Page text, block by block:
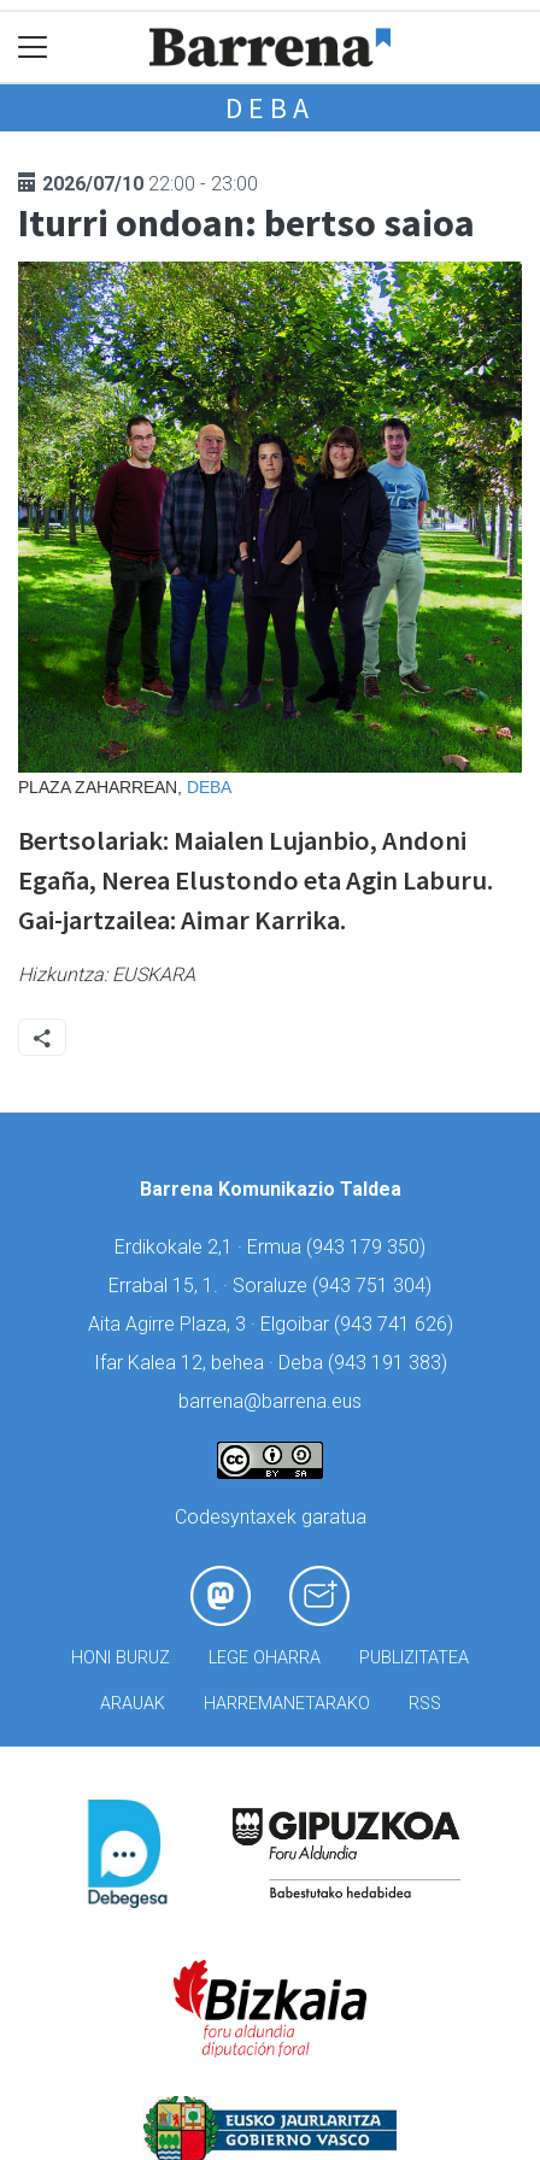
DEBA
2026/07/10 22:00 - 23:00
Iturri ondoan: bertso saioa
PLAZA ZAHARREAN, DEBA
Bertsolariak: Maialen Lujanbio, Andoni
Egaña, Nerea Elustondo eta Agin Laburu.
Gai-jartzailea: Aimar Karrika.
Hizkuntza:EUSKARA
Barrena Komunikazio Taldea
Erdikokale 2,1 · Ermua (943 179 350)
Errabal 15, 1. · Soraluze (943 751 304)
Aita Agirre Plaza, 3 · Elgoibar (943 741 626)
Ifar Kalea 12, behea · Deba (943 191 383)
barrena@barrena.eus
Codesyntaxek garatua
HONI BURUZ LEGE OHARRA PUBLIZITATEA
ARAUAK HARREMANETARAKO RSS